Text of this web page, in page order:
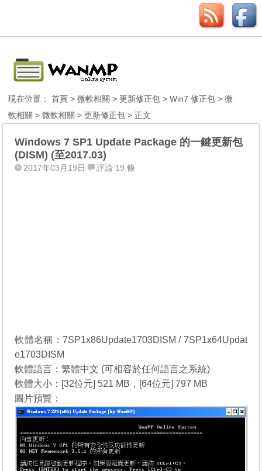
現在位置：首頁 >微軟相關 >更新修正包 >Win7 修正包 >微
軟相關 >微軟相關 >更新修正包 > 正文
Windows 7 SP1 Update Package 的一鍵更新包
(DISM) (至2017.03)
2017年03月19日 評論 19 條
軟體名稱：7SP1x86Update1703DISM / 7SP1x64Updat
e1703DISM
軟體語言：繁體中文 (可相容於任何語言之系統)
軟體大小：[32位元] 521 MB，[64位元] 797 MB
圖片預覽：